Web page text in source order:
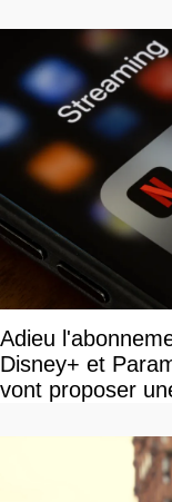
Adieu
Disney+ et
vont proposer